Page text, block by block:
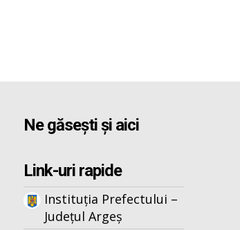
Ne găsești și aici
Link-uri rapide
Instituția Prefectului –
Județul Argeș